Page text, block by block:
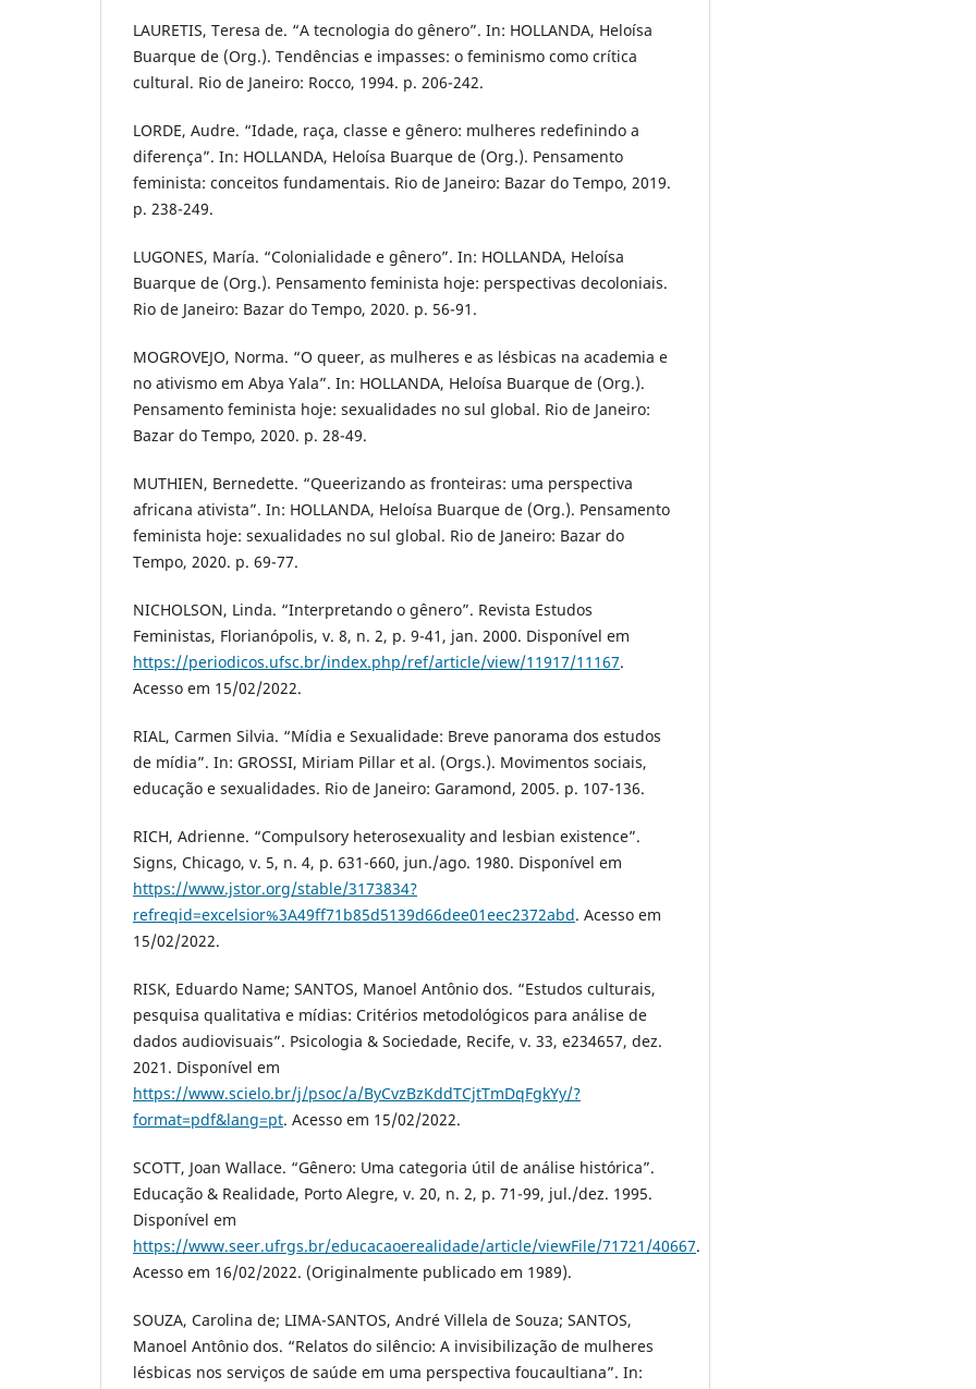
LAURETIS, Teresa de. “A tecnologia do gênero”. In: HOLLANDA, Heloísa
Buarque de (Org.). Tendências e impasses: o feminismo como crítica
cultural. Rio de Janeiro: Rocco, 1994. p. 206-242.
LORDE, Audre. “Idade, raça, classe e gênero: mulheres redefinindo a
diferença”. In: HOLLANDA, Heloísa Buarque de (Org.). Pensamento
feminista: conceitos fundamentais. Rio de Janeiro: Bazar do Tempo, 2019.
p. 238-249.
LUGONES, María. “Colonialidade e gênero”. In: HOLLANDA, Heloísa
Buarque de (Org.). Pensamento feminista hoje: perspectivas decoloniais.
Rio de Janeiro: Bazar do Tempo, 2020. p. 56-91.
MOGROVEJO, Norma. “O queer, as mulheres e as lésbicas na academia e
no ativismo em Abya Yala”. In: HOLLANDA, Heloísa Buarque de (Org.).
Pensamento feminista hoje: sexualidades no sul global. Rio de Janeiro:
Bazar do Tempo, 2020. p. 28-49.
MUTHIEN, Bernedette. “Queerizando as fronteiras: uma perspectiva
africana ativista”. In: HOLLANDA, Heloísa Buarque de (Org.). Pensamento
feminista hoje: sexualidades no sul global. Rio de Janeiro: Bazar do
Tempo, 2020. p. 69-77.
NICHOLSON, Linda. “Interpretando o gênero”. Revista Estudos
Feministas, Florianópolis, v. 8, n. 2, p. 9-41, jan. 2000. Disponível em
https://periodicos.ufsc.br/index.php/ref/article/view/11917/11167.
Acesso em 15/02/2022.
RIAL, Carmen Silvia. “Mídia e Sexualidade: Breve panorama dos estudos
de mídia”. In: GROSSI, Miriam Pillar et al. (Orgs.). Movimentos sociais,
educação e sexualidades. Rio de Janeiro: Garamond, 2005. p. 107-136.
RICH, Adrienne. “Compulsory heterosexuality and lesbian existence”.
Signs, Chicago, v. 5, n. 4, p. 631-660, jun./ago. 1980. Disponível em
https://www.jstor.org/stable/3173834?
refreqid=excelsior%3A49ff71b85d5139d66dee01eec2372abd. Acesso em
15/02/2022.
RISK, Eduardo Name; SANTOS, Manoel Antônio dos. “Estudos culturais,
pesquisa qualitativa e mídias: Critérios metodológicos para análise de
dados audiovisuais”. Psicologia & Sociedade, Recife, v. 33, e234657, dez.
2021. Disponível em
https://www.scielo.br/j/psoc/a/ByCvzBzKddTCjtTmDqFgkYy/?
format=pdf&lang=pt. Acesso em 15/02/2022.
SCOTT, Joan Wallace. “Gênero: Uma categoria útil de análise histórica”.
Educação & Realidade, Porto Alegre, v. 20, n. 2, p. 71-99, jul./dez. 1995.
Disponível em
https://www.seer.ufrgs.br/educacaoerealidade/article/viewFile/71721/40667.
Acesso em 16/02/2022. (Originalmente publicado em 1989).
SOUZA, Carolina de; LIMA-SANTOS, André Villela de Souza; SANTOS,
Manoel Antônio dos. “Relatos do silêncio: A invisibilização de mulheres
lésbicas nos serviços de saúde em uma perspectiva foucaultiana”. In: